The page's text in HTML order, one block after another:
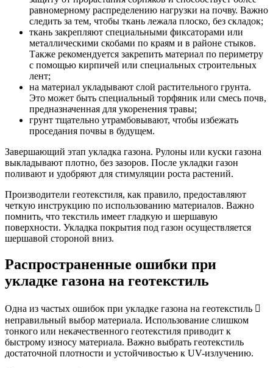
равномерному распределению нагрузки на почву. Важно
следить за тем, чтобы ткань лежала плоско, без складок;
ткань закрепляют специальными фиксаторами или
металлическими скобами по краям и в районе стыков.
Также рекомендуется закрепить материал по периметру
с помощью кирпичей или специальных строительных
лент;
на материал укладывают слой растительного грунта.
Это может быть специальный торфяник или смесь почв,
предназначенная для укоренения травы;
грунт тщательно утрамбовывают, чтобы избежать
проседания почвы в будущем.
Завершающий этап укладка газона. Рулоны или куски газона
выкладывают плотно, без зазоров. После укладки газон
поливают и удобряют для стимуляции роста растений.
Производители геотекстиля, как правило, предоставляют
четкую инструкцию по использованию материалов. Важно
помнить, что текстиль имеет гладкую и шершавую
поверхности. Укладка покрытия под газон осуществляется
шершавой стороной вниз.
Распространенные ошибки при
укладке газона на геотекстиль
Одна из частых ошибок при укладке газона на геотекстиль 
неправильный выбор материала. Использование слишком
тонкого или некачественного геотекстиля приводит к
быстрому износу материала. Важно выбрать геотекстиль
достаточной плотности и устойчивостью к UV-излучению.